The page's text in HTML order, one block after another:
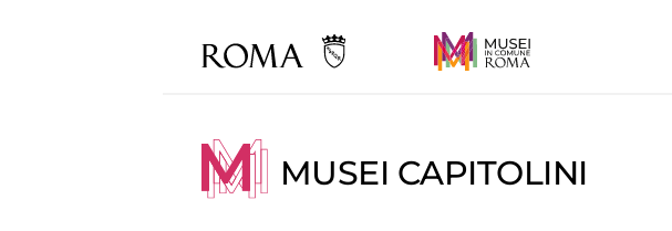
MUSEI CAPITOLINI